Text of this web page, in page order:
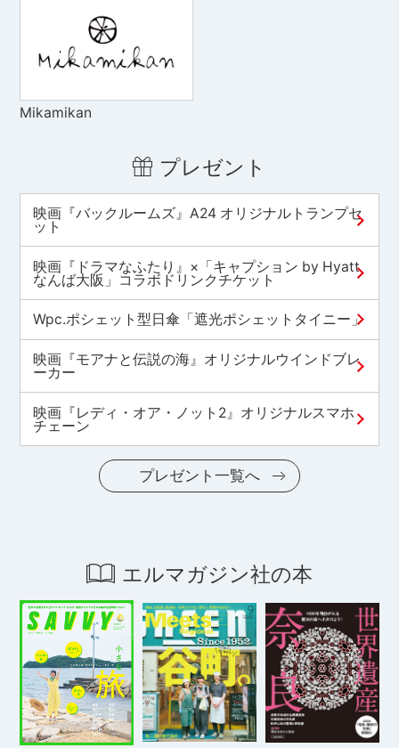
Mikamikan
プレゼント
映画『バックルームズ』A24 オリジナルトランプセ
ット
映画『ドラマなふたり』×「キャプション by Hyatt
なんば大阪」コラボドリンクチケット
Wpc.ポシェット型日傘「遮光ポシェットタイニー」
映画『モアナと伝説の海』オリジナルウインドブレ
ーカー
映画『レディ・オア・ノット2』オリジナルスマホ
チェーン
プレゼント一覧へ
エルマガジン社の本